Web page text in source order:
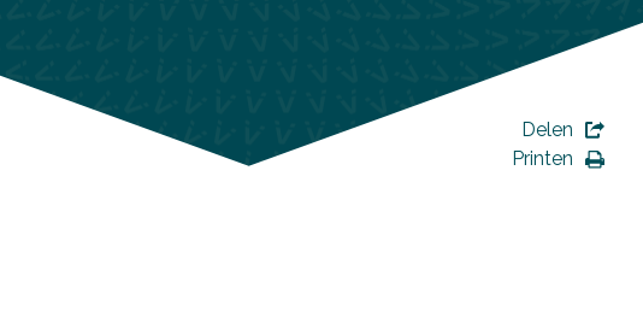
Delen
Printen